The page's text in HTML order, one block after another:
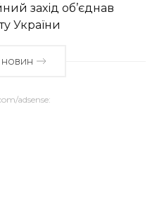
захід об’єднав
України
adsense: